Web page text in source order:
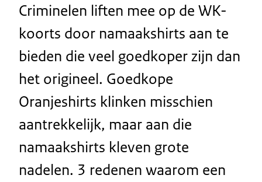
Criminelen liften mee op de WK-
koorts door namaakshirts aan te
bieden die veel goedkoper zijn dan
het origineel. Goedkope
Oranjeshirts klinken misschien
aantrekkelijk, maar aan die
namaakshirts kleven grote
nadelen. 3 redenen waarom een